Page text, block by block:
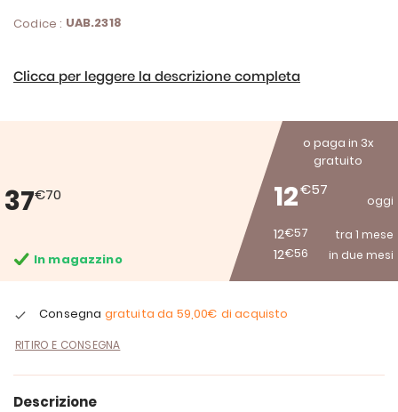
Codice : UAB.2318
Clicca per leggere la descrizione completa
37€70
o paga in 3x
gratuito
12€57
oggi
12€57 tra 1 mese
12€56 in due mesi
In magazzino
Consegna gratuita da 59,00€ di acquisto
RITIRO E CONSEGNA
immagini
Descrizione